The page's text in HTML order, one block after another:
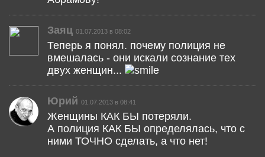
Заяц 01.07.2013 в 08:02
Теперь я понял. почему полиция не
вмешалась - они искали сознание тех
двух женщин...
Юрий 01.07.2013 в 08:41
Женщины КАК БЫ потеряли.
А полиция КАК БЫ определялась, что с
ними ТОЧНО сделать, а что нет!